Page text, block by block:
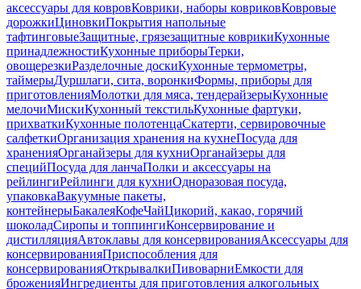
аксессуары для ковровКоврики, наборы ковриковКовровые
дорожкиЦиновкиПокрытия напольные
тафтинговыеЗащитные, грязезащитные коврикиКухонные
принадлежностиКухонные приборыТерки,
овощерезкиРазделочные доскиКухонные термометры,
таймерыДуршлаги, сита, воронкиФормы, приборы для
приготовленияМолотки для мяса, тендерайзерыКухонные
мелочиМискиКухонный текстильКухонные фартуки,
прихваткиКухонные полотенцаСкатерти, сервировочные
салфеткиОрганизация хранения на кухнеПосуда для
храненияОрганайзеры для кухниОрганайзеры для
специйПосуда для ланчаПолки и аксессуары на
рейлингиРейлинги для кухниОдноразовая посуда,
упаковкаВакуумные пакеты,
контейнерыБакалеяКофеЧайЦикорий, какао, горячий
шоколадСиропы и топпингиКонсервирование и
дистилляцияАвтоклавы для консервированияАксессуары для
консервированияПриспособления для
консервированияОткрывалкиПивоварниЕмкости для
броженияИнгредиенты для приготовления алкогольных